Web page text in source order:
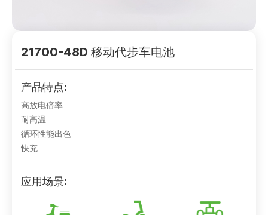
21700-48D 移动代步车电池
产品特点:
高放电倍率
耐高温
循环性能出色
快充
应用场景: